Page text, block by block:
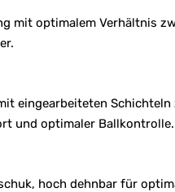
mit optimalem Verhältnis
eingearbeiteten
und optimaler Ballkontrolle.
hoch dehnbar für